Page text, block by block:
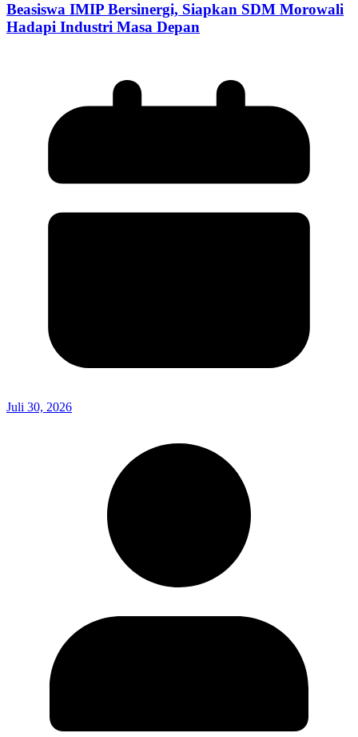
Beasiswa IMIP Bersinergi, Siapkan SDM Morowali
Hadapi Industri Masa Depan
Juli 30, 2026